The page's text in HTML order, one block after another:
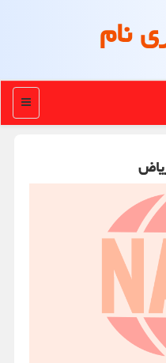
نام
منو